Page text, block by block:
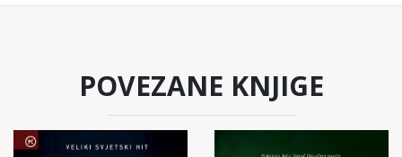
POVEZANE KNJIGE